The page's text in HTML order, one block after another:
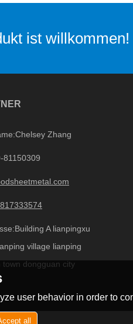
ist willkommen!
Chelsey Zhang
81150309
Building A lianpingxu
village lianping
town dongguan city
user behavior in order to
all